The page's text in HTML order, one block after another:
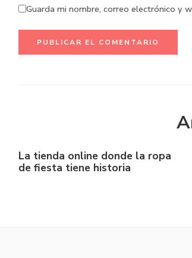
Guarda mi nombre, correo electrónico y
La tienda online donde la ropa
de fiesta tiene historia